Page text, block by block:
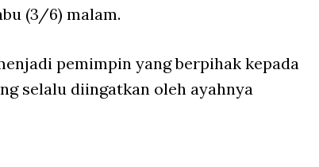
(3/6) malam.
pemimpin yang berpihak kepada
selalu diingatkan oleh ayahnya